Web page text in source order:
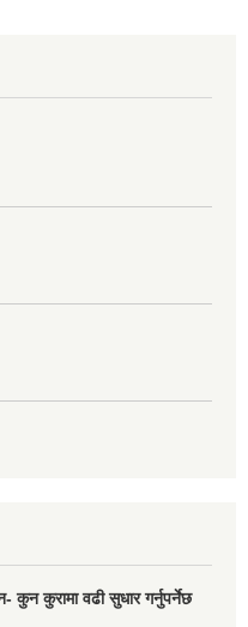
कुन कुरामा वढी सुधार गर्नुपर्नेछ